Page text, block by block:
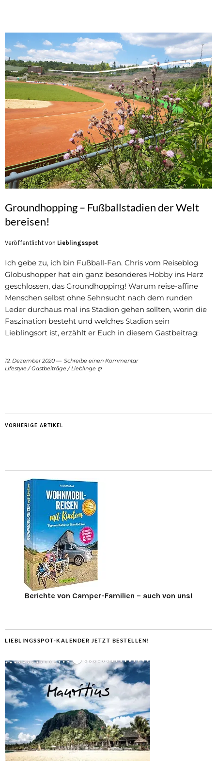
Groundhopping – Fußballstadien der Welt
bereisen!
Veröffentlicht von Lieblingsspot
Ich gebe zu, ich bin Fußball-Fan. Chris vom Reiseblog
Globushopper hat ein ganz besonderes Hobby ins Herz
geschlossen, das Groundhopping! Warum reise-affine
Menschen selbst ohne Sehnsucht nach dem runden
Leder durchaus mal ins Stadion gehen sollten, worin die
Faszination besteht und welches Stadion sein
Lieblingsort ist, erzählt er Euch in diesem Gastbeitrag:
12. Dezember 2020
Schreibe einen Kommentar
Lifestyle/Gastbeiträge/Lieblinge ღ
VORHERIGE ARTIKEL
Berichte von Camper-Familien – auch von uns!
LIEBLINGSSPOT-KALENDER JETZT BESTELLEN!